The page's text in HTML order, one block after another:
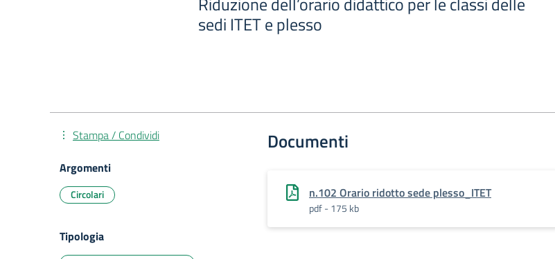
sedi ITET e plesso
Documenti
n.102 Orario ridotto sede plesso_ITET
pdf - 175 kb
Stampa / Condividi
Argomenti
Circolari
Tipologia